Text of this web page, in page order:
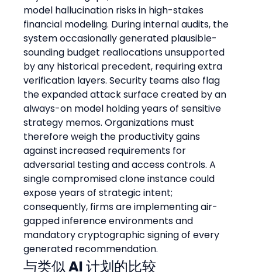
model hallucination risks in high-stakes
financial modeling. During internal audits, the
system occasionally generated plausible-
sounding budget reallocations unsupported
by any historical precedent, requiring extra
verification layers. Security teams also flag
the expanded attack surface created by an
always-on model holding years of sensitive
strategy memos. Organizations must
therefore weigh the productivity gains
against increased requirements for
adversarial testing and access controls. A
single compromised clone instance could
expose years of strategic intent;
consequently, firms are implementing air-
gapped inference environments and
mandatory cryptographic signing of every
generated recommendation.
与类似 AI 计划的比较